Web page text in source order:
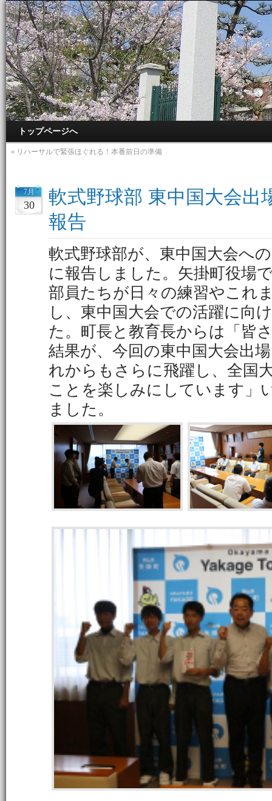
トップページへ
« リハーサルで緊張ほぐれる！本番前日の準備
7月
30
軟式野球部 東中国大会出
報告
軟式野球部が、東中国大会へ
に報告しました。矢掛町役場
部員たちが日々の練習やこれ
し、東中国大会での活躍に向
た。町長と教育長からは「皆
結果が、今回の東中国大会出
れからもさらに飛躍し、全国
ことを楽しみにしています」
ました。